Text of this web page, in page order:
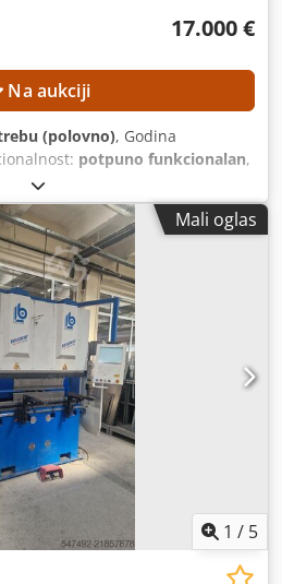
17.000 €
Na aukciji
(polovno), Godina
potpuno funkcionalan,
težina obratka:
dužina:1.560 mm, Sledeći
Crjdjzl Sraepfx Agysf Festo-
novo Labod-sistem za
Y-ose TEHNIČKE
površina: 1.560 × 3.080 mm Dužina
pozicioniranja: maks. 9.999
maks. 280 kN Težina
kg Brzina pozicioniranja X-ose:
Y-ose: maks. 60
pozicioniranja X- i Y-ose: maks.
standardnom hidraulikom: maks.
sa brzom hidraulikom: maks.
Mašina je već rastavljena.
Mali oglas
1 / 5